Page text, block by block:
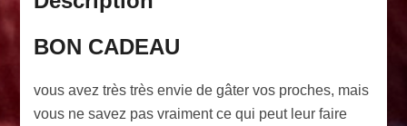
BON CADEAU
vous avez très très envie de gâter vos proches, mais
vous ne savez pas vraiment ce qui peut leur faire